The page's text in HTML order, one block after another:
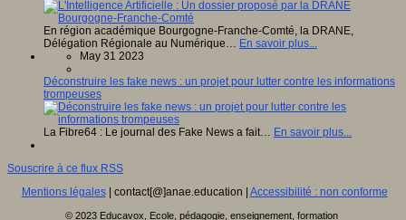
En région académique Bourgogne-Franche-Comté, la DRANE,
Délégation Régionale au Numérique… En savoir plus...
May 31 2023
Déconstruire les fake news : un projet pour lutter contre les informations
trompeuses
La Fibre64 : Le journal des Fake News a fait… En savoir plus...
Souscrire à ce flux RSS
Mentions légales| contact[@]anae.education | Accessibilité : non conforme
© 2023 Educavox, Ecole, pédagogie, enseignement, formation